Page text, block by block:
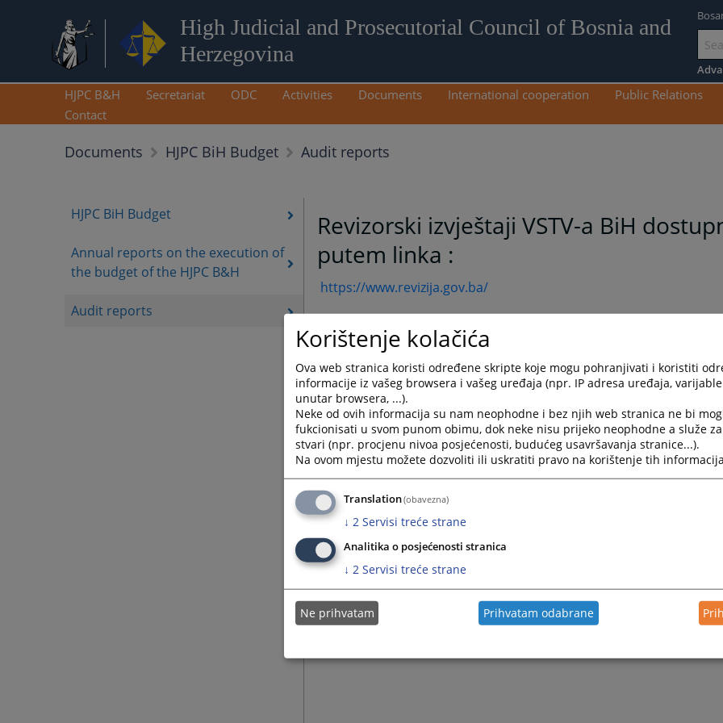
High Judicial and Prosecutorial Council of Bosnia and
Herzegovina
Go
to
HJPC B&H Secretariat ODC Activities Documents International cooperation Public Relations
Contact
Documents HJPC BiH Budget Audit reports
HJPC BiH Budget
Annual reports on the execution of
the budget of the HJPC B&H
Audit reports
Revizorski izvještaji VSTV-a BiH
putem linka :
https://www.revizija.gov.ba/
Posljednji objavljeni izvještaj
linka:
Ovog : linka
Korištenje kolačića
Ova web stranica koristi određene skripte koje mogu pohranjivati i koristiti
informacije iz vašeg browsera i vašeg uređaja (npr. IP adresa uređaja,
unutar browsera, ...).
Neke od ovih informacija su nam neophodne i bez njih web stranica ne bi
fukcionisati u svom punom obimu, dok neke nisu prijeko neophodne a služe
stvari (npr. procjenu nivoa posjećenosti, budućeg usavršavanja stranice...).
Na ovom mjestu možete dozvoliti ili uskratiti pravo na korištenje tih
Translation(obavezna)
↓ 2 Servisi treće strane
Analitika o posjećenosti stranica
↓ 2 Servisi treće strane
Ne prihvatam Prihvatam odabrane